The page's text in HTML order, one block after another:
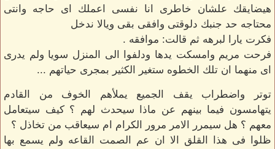
هيضايقك علشان خاطرى انا نفسى اعملك اى حاجه وانتى
محتاجه حد جنبك دلوقتى وافقى بقى ويالا ندخل
فكرت يارا لبرهه ثم قالت: موافقه .
فرحت مريم وامسكت يدها ودلفوا الى المنزل سويا ولم يدرى
اى منهما ان تلك الخطوه ستغير الكثير بمجرى حياتهم ...
توتر واضطراب يقف الجميع يملأهم الخوف من القادم
يتهامسون فيما بينهم عن ماذا سيحدث لهم ؟ كيف سيتعامل
معهم ؟ هل سيمرر الامر مرور الكرام ام سيعاقب من تخاذل ؟
ظلوا فى هذا القلق الا ان عم الصمت القاعه ولم يسمع بها